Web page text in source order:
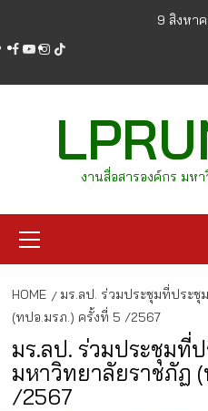
content
9 สิงหา
facebook
youtube
instagram
tiktok
งานสื่อสารองค์กร มห
Menu
HOME
มร.ลป. ร่วมประชุมที่ประชุ
(ทปอ.มรภ.) ครั้งที่ 5 /2567
มร.ลป. ร่วมประชุมที่
มหาวิทยาลัยราชภัฏ
/2567